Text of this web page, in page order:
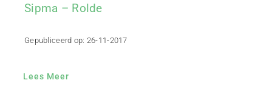
Sipma – Rolde
Gepubliceerd op: 26-11-2017
Lees Meer